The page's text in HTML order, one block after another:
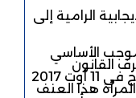
الرامية إلى
الأساسي
القانون
الأساسي عدد 58 لسنة 2017 المؤرخ في 11 أوت 2017
هذا العنف